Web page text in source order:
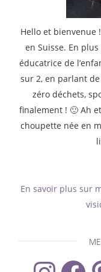
Hello et bienvenue
en Suisse. En
éducatrice de
sur 2, en parlant
zéro déchets,
finalement ! 🙂 Ah
choupette née en
En savoir plus sur
InstagramFacebook